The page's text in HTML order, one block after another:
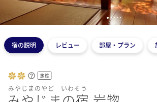
12345
宿の説明 レビュー 部屋・プラン
旅館
みやじまのやど いわそう